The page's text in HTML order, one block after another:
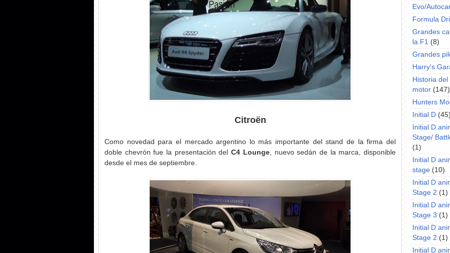
Citroën
Como novedad para el mercado argentino lo más importante del stand de la firma del
doble chevrón fue la presentación del C4 Lounge, nuevo sedán de la marca, disponible
desde el mes de septiembre.
Evo/
Formula
Grandes
la F1 (8)
Grandes
Harry's
Historia
motor (147)
Hunters
Initial D
Initial D
Stage/
(1)
Initial D
stage (10)
Initial D
Stage 2 (1)
Initial D
Stage 3 (1)
Initial D
Stage 2 (1)
Initial D